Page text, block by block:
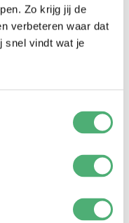
Zo krijg jij de
verbeteren waar dat
snel vindt wat je